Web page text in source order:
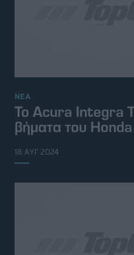
ΝΕΑ
To Acura Integra
βήματα του
18 ΑΥΓ 2024